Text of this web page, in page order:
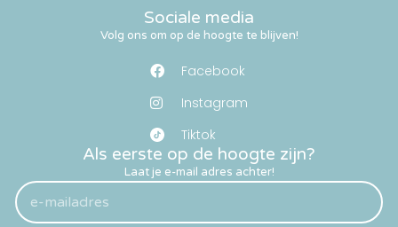
Als eerste op de hoogte zijn?
Laat je e-mail adres achter!
Sociale media
Volg ons om op de hoogte te blijven!
Facebook
Instagram
Tiktok